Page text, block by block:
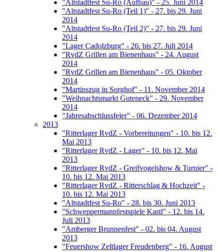
"Altstadtfest Su-Ro (Aufbau)" - 25. Juni 2014
"Altstadtfest Su-Ro (Teil 1)" - 27. bis 29. Juni
2014
"Altstadtfest Su-Ro (Teil 2)" - 27. bis 29. Juni
2014
"Lager Cadolzburg" - 26. bis 27. Juli 2014
"RvdZ Grillen am Bienenhaus" - 24. August
2014
"RvdZ Grillen am Bienenhaus" - 05. Oktober
2014
"Martinszug in Sorghof" - 11. November 2014
"Weihnachtsmarkt Guteneck" - 29. November
2014
"Jahresabschlussfeier" - 06. Dezember 2014
2013
"Ritterlager RvdZ - Vorbereitungen" - 10. bis 12.
Mai 2013
"Ritterlager RvdZ - Lager" - 10. bis 12. Mai
2013
"Ritterlager RvdZ - Greifvogelshow & Turnier" -
10. bis 12. Mai 2013
"Ritterlager RvdZ - Ritterschlag & Hochzeit" -
10. bis 12. Mai 2013
"Altstadtfest Su-Ro" - 28. bis 30. Juni 2013
"Schweppermannfestspiele Kastl" - 12. bis 14.
Juli 2013
"Amberger Brunnenfest" - 02. bis 04. August
2013
"Feuershow Zeltlager Freudenberg" - 16. August